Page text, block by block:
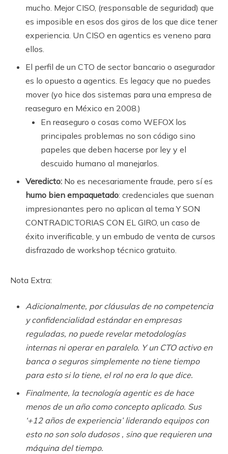
mucho. Mejor CISO, (responsable de seguridad) que
es imposible en esos dos giros de los que dice tener
experiencia. Un CISO en agentics es veneno para
ellos.
El perfil de un CTO de sector bancario o asegurador
es lo opuesto a agentics. Es legacy que no puedes
mover (yo hice dos sistemas para una empresa de
reaseguro en México en 2008.)
En reaseguro o cosas como WEFOX los
principales problemas no son código sino
papeles que deben hacerse por ley y el
descuido humano al manejarlos.
Veredicto: No es necesariamente fraude, pero sí es
humo bien empaquetado: credenciales que suenan
impresionantes pero no aplican al tema Y SON
CONTRADICTORIAS CON EL GIRO, un caso de
éxito inverificable, y un embudo de venta de cursos
disfrazado de workshop técnico gratuito.
Nota Extra:
Adicionalmente, por cláusulas de no competencia
y confidencialidad estándar en empresas
reguladas, no puede revelar metodologías
internas ni operar en paralelo. Y un CTO activo en
banca o seguros simplemente no tiene tiempo
para esto si lo tiene, el rol no era lo que dice.
Finalmente, la tecnología agentic es de hace
menos de un año como concepto aplicado. Sus
‘+12 años de experiencia’ liderando equipos con
esto no son solo dudosos , sino que requieren una
máquina del tiempo.